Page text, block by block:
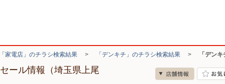
家電店」のチラシ検索結果 > 「デンキチ」のチラシ検索結果 > 「デン
ール情報（埼玉県上尾